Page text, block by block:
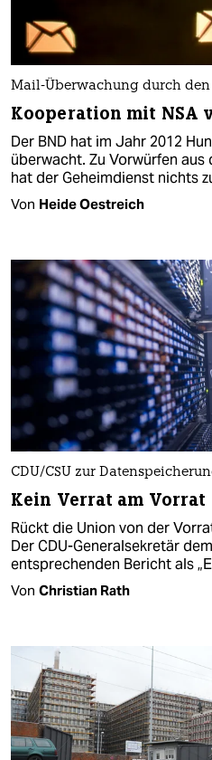
Mail-Überwachung durch den
Kooperation mit NSA
Der BND hat im Jahr 2012
überwacht. Zu Vorwürfen
hat der Geheimdienst nichts
Von Heide Oestreich
CDU/CSU zur
Kein Verrat am Vorrat
Rückt die Union von der
Der CDU-Generalsekretär
entsprechenden Bericht als
Von Christian Rath